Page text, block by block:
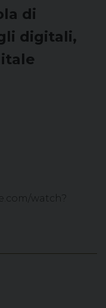
di
digitali,
watch?